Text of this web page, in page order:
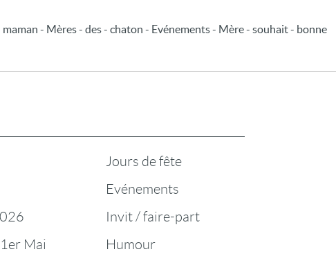
- Mères - des - chaton - Evénements - Mère - souhait - bonne
Mai
Jours de fête
Evénements
Invit / faire-part
Humour